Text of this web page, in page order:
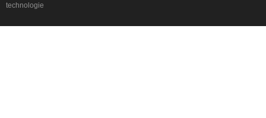
technologie